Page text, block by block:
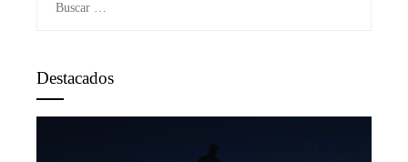
Destacados